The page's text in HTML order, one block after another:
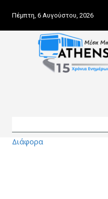
Πέμπτη, 6 Αυγούστου, 2026
Διάφορα